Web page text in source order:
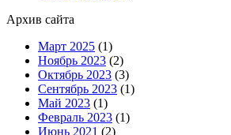
Архив сайта
Март 2025 (1)
Ноябрь 2023 (2)
Октябрь 2023 (3)
Сентябрь 2023 (1)
Май 2023 (1)
Февраль 2023 (1)
Июнь 2021 (2)